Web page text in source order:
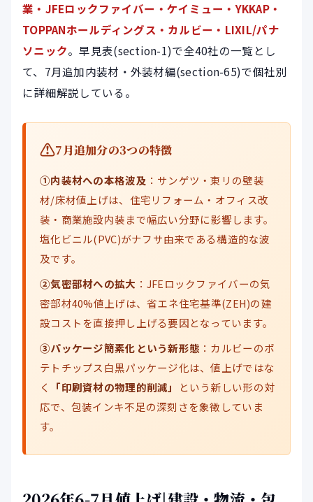
業・JFEロックファイバー・ケイミュー・YKKAP・
TOPPANホールディングス・カルビー・LIXIL/パナ
ソニック。早見表(section-1)で全40社の一覧とし
て、 7月追加内装材・外装材編(section-65)で個社別
に詳細解説している。
7月追加分の3つの特徴
①内装材への本格波及 ：サンゲツ・東リの壁装
材/床材値上げは、住宅リフォーム・オフィス改
装・商業施設内装まで幅広い分野に影響します。
塩化ビニル(PVC)がナフサ由来である構造的な波
及です。
②気密部材への拡大 ：JFEロックファイバーの気
密部材40%値上げは、省エネ住宅基準(ZEH)の建
設コストを直接押し上げる要因となっています。
③パッケージ簡素化という新形態 ：カルビーのポ
テトチップス白黒パッケージ化は、値上げではな
く
「印刷資材の物理的削減」
という新しい形の対
応で、包装インキ不足の深刻さを象徴していま
す。